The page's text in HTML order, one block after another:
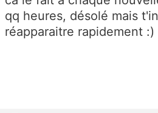
qq heures, désolé mais
réapparaitre rapidement :)